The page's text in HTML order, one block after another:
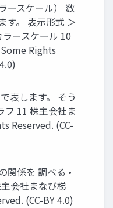
ースケール） 数
す。 表示形式 ＞
ースケール 10
Rights
表します。 そう
フ 11 株主会社ま
Reserved. (CC-
関係を 調べる •
会社まなび梯
(CC-BY 4.0)